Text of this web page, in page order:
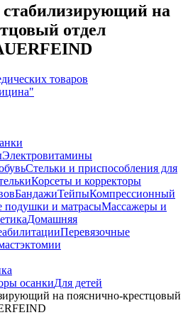
на
отдел
товаров
Электровитамины
Стельки и приспособления для
Корсеты и корректоры
БандажиТейпыКомпрессионный
подушки и матрасыМассажеры и
Домашняя
Перевязочные
осанкиДля детей
на пояснично-крестцовый